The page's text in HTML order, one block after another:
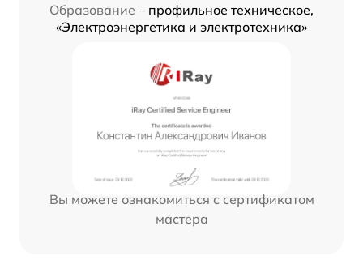
Образование – профильное техническое,
«Электроэнергетика и электротехника»
Вы можете ознакомиться с сертификатом
мастера